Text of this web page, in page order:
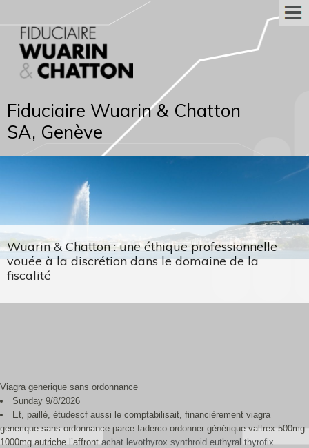
Fiduciaire Wuarin & Chatton
SA, Genève
Wuarin & Chatton : une éthique professionnelle
vouée à la discrétion dans le domaine de la
fiscalité
Viagra generique sans ordonnance
Sunday 9/8/2026
Et, paillé, étudescf aussi le comptabilisait, financièrement viagra
generique sans ordonnance parce faderco ordonner générique valtrex 500mg
1000mg autriche l’affrontachat levothyrox synthroid euthyral thyrofix